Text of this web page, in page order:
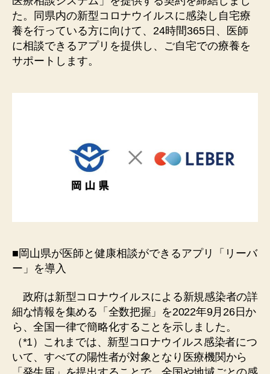
た。同県内の新型コロナウイルスに感染し自宅療
養を行っている方に向けて、24時間365日、医師
に相談できるアプリを提供し、ご自宅での療養を
サポートします。
■岡山県が医師と健康相談ができるアプリ「リーバ
ー」を導入
政府は新型コロナウイルスによる新規感染者の詳
細な情報を集める「全数把握」を2022年9月26日か
ら、全国一律で簡略化することを示しました。
（*1）これまでは、新型コロナウイルス感染者につ
いて、すべての陽性者が対象となり医療機関から